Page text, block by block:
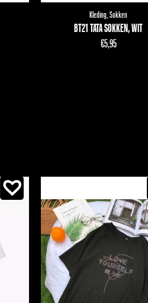
Kleding,Sokken
BT21 TATA SOKKEN, WIT
€5,95